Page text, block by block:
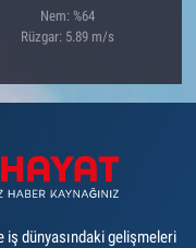
Nem: %64
Rüzgar: 5.89 m/s
dünyasındaki gelişmeleri